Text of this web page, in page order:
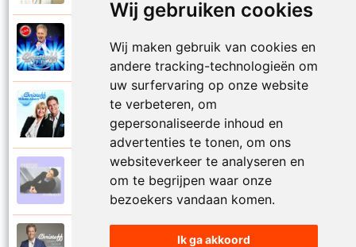
Wij gebruiken cookies
Wij maken gebruik van cookies en
andere tracking-technologieën om
uw surfervaring op onze website
te verbeteren, om
gepersonaliseerde inhoud en
advertenties te tonen, om ons
websiteverkeer te analyseren en
om te begrijpen waar onze
bezoekers vandaan komen.
Ik ga akkoord
Christoff
Mooi het leven is mooi
Christoff en Willeke Alberti
Niemand laat zijn eigen kind alleen
Niets is voor niets